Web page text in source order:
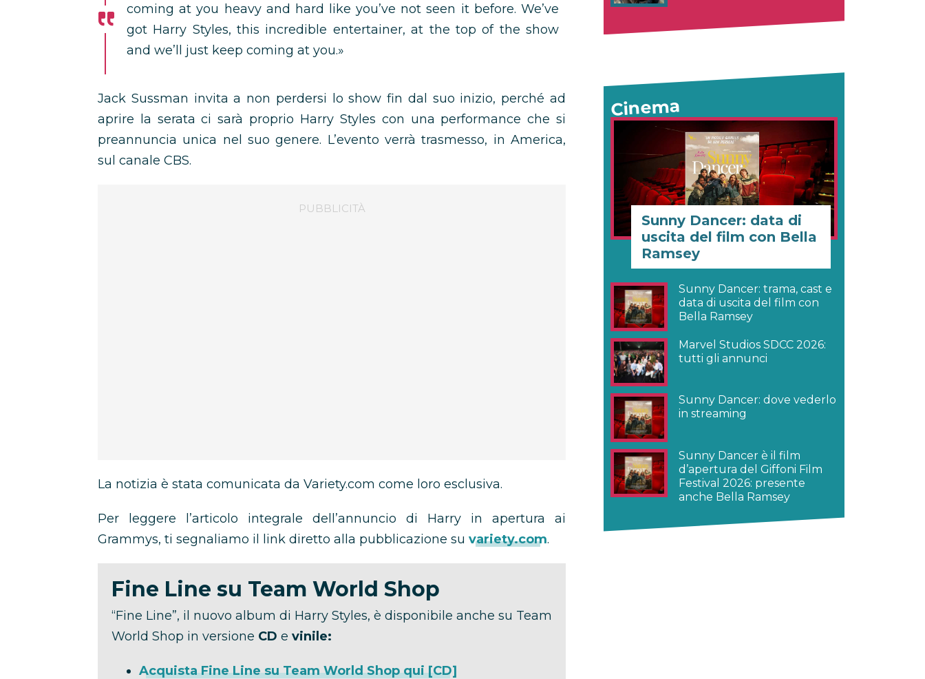
coming at you heavy and hard like you’ve not seen it before. We’ve
got Harry Styles, this incredible entertainer, at the top of the show
and we’ll just keep coming at you.»
Jack Sussman invita a non perdersi lo show fin dal suo inizio, perché ad
aprire la serata ci sarà proprio Harry Styles con una performance che si
preannuncia unica nel suo genere. L’evento verrà trasmesso, in America,
sul canale CBS.
La notizia è stata comunicata da Variety.com come loro esclusiva.
Per leggere l’articolo integrale dell’annuncio di Harry in apertura ai
Grammys, ti segnaliamo il link diretto alla pubblicazione su variety.com.
Fine Line su Team World Shop
“Fine Line”, il nuovo album di Harry Styles, è disponibile anche su Team
World Shop in versione CD e vinile:
Acquista Fine Line su Team World Shop qui [CD]
Cinema
Sunny Dancer: data di
uscita del film con Bella
Ramsey
Sunny Dancer: trama, cast e
data di uscita del film con
Bella Ramsey
Marvel Studios SDCC 2026:
tutti gli annunci
Sunny Dancer: dove vederlo
in streaming
Sunny Dancer è il film
d’apertura del Giffoni Film
Festival 2026: presente
anche Bella Ramsey